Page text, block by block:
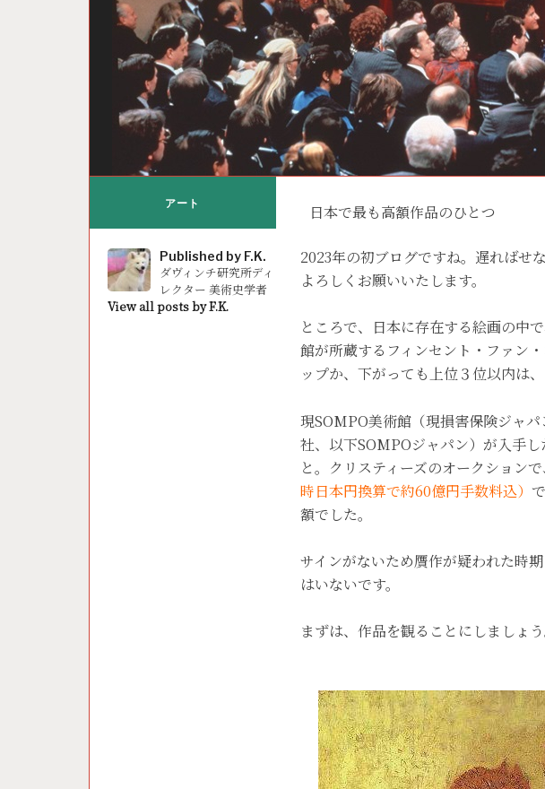
日本で最も高額作品のひとつ
2023年の初ブログですね。遅ればせ
よろしくお願いいたします。
ところで、日本に存在する絵画の中で
館が所蔵するフィンセント・ファン
ップか、下がっても上位３位以内は、
現SOMPO美術館（現損害保険ジャ
社、以下SOMPOジャパン）が入手
と。クリスティーズのオークションで
時日本円換算で約60億円手数料込）
額でした。
サインがないため贋作が疑われた時
はいないです。
まずは、作品を観ることにしましょう
アート
Published by F.K.
ダヴィンチ研究所ディ
レクター 美術史学者
View all posts by F.K.